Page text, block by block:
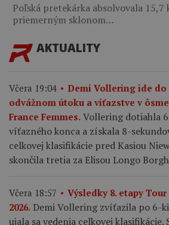
Poľská pretekárka absolvovala 15,7
priemerným sklonom…
AKTUALITY
Včera 19:04
Demi Vollering ide do
odvážnom útoku a víťazstve v
France Femmes. Vollering dotiahla
víťazného konca a získala 8-
celkovej klasifikácie pred Kasiou
skončila tretia za Elisou Longo
Včera 18:57
Výsledky 8. etapy
2026. Demi Vollering zvíťazila po 6-
ujala sa vedenia celkovej